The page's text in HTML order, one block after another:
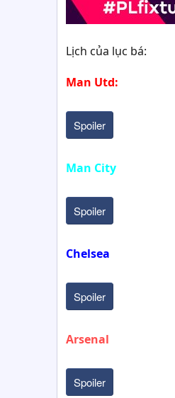
Lịch của lục bá:
Man Utd:
Spoiler
Man City
Spoiler
Chelsea
Spoiler
Arsenal
Spoiler